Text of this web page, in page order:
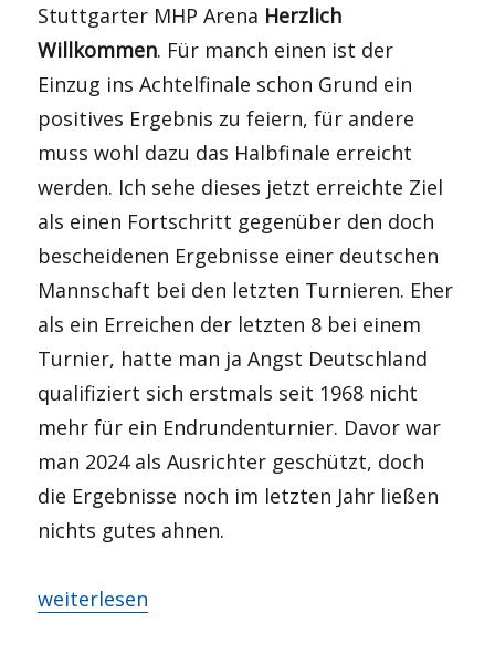
Stuttgarter MHP Arena Herzlich
Willkommen. Für manch einen ist der
Einzug ins Achtelfinale schon Grund ein
positives Ergebnis zu feiern, für andere
muss wohl dazu das Halbfinale erreicht
werden. Ich sehe dieses jetzt erreichte Ziel
als einen Fortschritt gegenüber den doch
bescheidenen Ergebnisse einer deutschen
Mannschaft bei den letzten Turnieren. Eher
als ein Erreichen der letzten 8 bei einem
Turnier, hatte man ja Angst Deutschland
qualifiziert sich erstmals seit 1968 nicht
mehr für ein Endrundenturnier. Davor war
man 2024 als Ausrichter geschützt, doch
die Ergebnisse noch im letzten Jahr ließen
nichts gutes ahnen.
„LIVE: #ESPGER – Minimalziel erreicht!“
weiterlesen